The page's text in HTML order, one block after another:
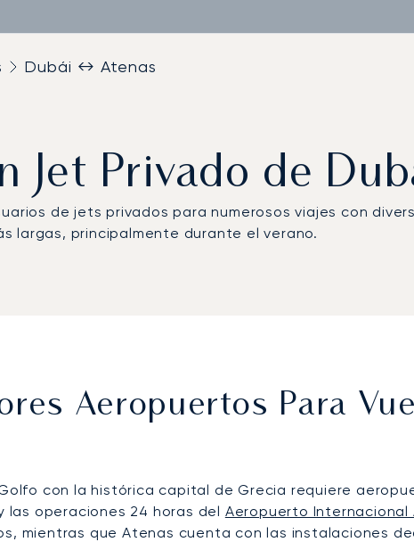
Dubái ↔ Atenas
Jet Privado de
de jets privados para numerosos viajes con
largas, principalmente durante el verano.
Aeropuertos Para
con la histórica capital de Grecia requiere
operaciones 24 horas del Aeropuerto Internacional
mientras que Atenas cuenta con las instalaciones